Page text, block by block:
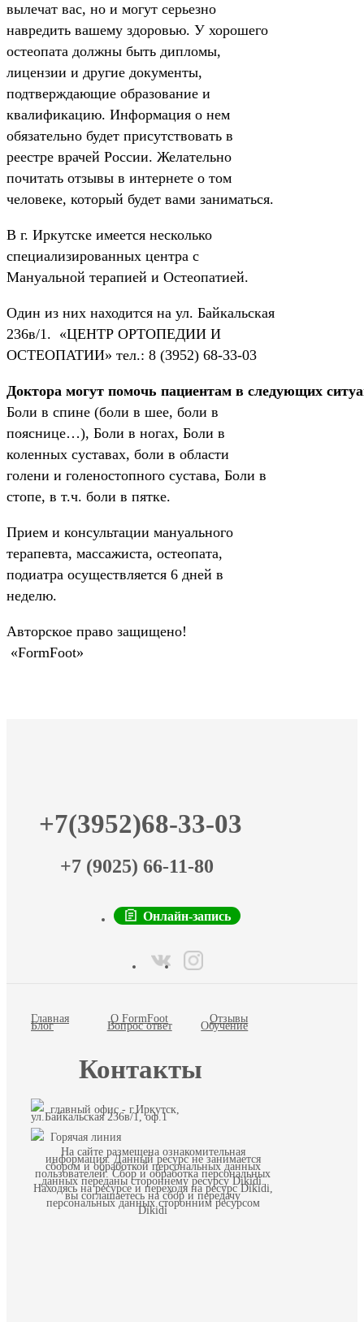
вылечат вас, но и могут серьезно
навредить вашему здоровью. У хорошего
остеопата должны быть дипломы,
лицензии и другие документы,
подтверждающие образование и
квалификацию. Информация о нем
обязательно будет присутствовать в
реестре врачей России. Желательно
почитать отзывы в интернете о том
человеке, который будет вами заниматься.
В г. Иркутске имеется несколько
специализированных центра с
Мануальной терапией и Остеопатией.
Один из них находится на ул. Байкальская
236в/1. «ЦЕНТР ОРТОПЕДИИ И
ОСТЕОПАТИИ» тел.: 8 (3952) 68-33-03
Доктора могут помочь пациентам в следующих
Боли в спине (боли в шее, боли в
пояснице…), Боли в ногах, Боли в
коленных суставах, боли в области
голени и голеностопного сустава, Боли в
стопе, в т.ч. боли в пятке.
Прием и консультации мануального
терапевта, массажиста, остеопата,
подиатра осуществляется 6 дней в
неделю.
Авторское право защищено!
«FormFoot»
+7(3952)68-33-03
+7 (9025) 66-11-80
Онлайн-запись
Главная О FormFoot Отзывы
Блог Вопрос ответ Обучение
Контакты
главный офис - г.Иркутск,
ул.Байкальская 236в/1, оф.1
Горячая линия
На сайте размещена ознакомительная
информация. Данный ресурс не занимается
сбором и обработкой персональных данных
пользователей. Сбор и обработка персональных
данных переданы стороннему ресурсу Dikidi.
Находясь на ресурсе и переходя на ресурс Dikidi,
вы соглашаетесь на сбор и передачу
персональных данных сторонним ресурсом
Dikidi